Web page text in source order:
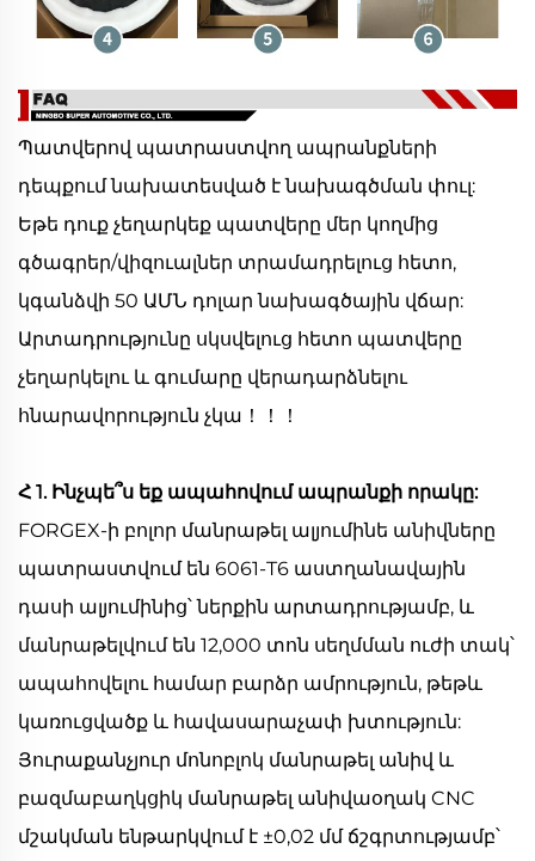
Պատվերով պատրաստվող ապրանքների
դեպքում նախատեսված է նախագծման փուլ:
Եթե դուք չեղարկեք պատվերը մեր կողմից
գծագրեր/վիզուալներ տրամադրելուց հետո,
կգանձվի 50 ԱՄՆ դոլար նախագծային վճար:
Արտադրությունը սկսվելուց հետո պատվերը
չեղարկելու և գումարը վերադարձնելու
հնարավորություն չկա！！！
Հ 1. Ինչպե՞ս եք ապահովում ապրանքի որակը:
FORGEX-ի բոլոր մանրաթել ալյումինե անիվները
պատրաստվում են 6061-T6 աստղանավային
դասի ալյումինից՝ ներքին արտադրությամբ, և
մանրաթելվում են 12,000 տոն սեղմման ուժի տակ՝
ապահովելու համար բարձր ամրություն, թեթև
կառուցվածք և հավասարաչափ խտություն:
Յուրաքանչյուր մոնոբլոկ մանրաթել անիվ և
բազմաբաղկցիկ մանրաթել անիվաօղակ CNC
մշակման ենթարկվում է ±0,02 մմ ճշգրտությամբ՝